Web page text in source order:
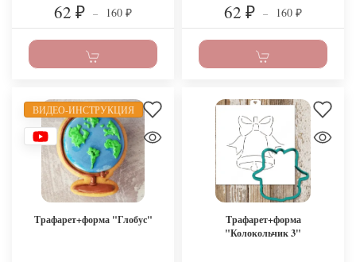
62 ₽ – 160 ₽ 62 ₽ – 160 ₽
ВИДЕО-ИНСТРУКЦИЯ
Трафарет+форма "Глобус"
Трафарет+форма
"Колокольчик 3"